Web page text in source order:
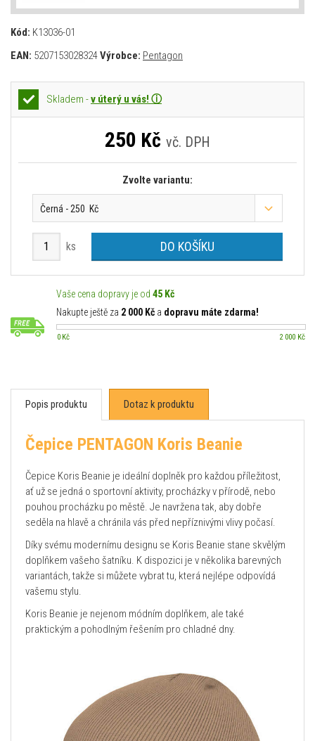
Kód: K13036-01
EAN: 5207153028324Výrobce: Pentagon
Skladem -v úterý u vás! ⓘ
250 Kč vč. DPH
Zvolte variantu:
Černá - 250 Kč
ks DO KOŠÍKU
Vaše cena dopravy je od 45 Kč
Nakupte ještě za 2 000 Kč a dopravu máte zdarma!
0 Kč 2 000 Kč
Popis produktu Dotaz k produktu
Čepice PENTAGON Koris Beanie
Čepice Koris Beanie je ideální doplněk pro každou příležitost,
ať už se jedná o sportovní aktivity, procházky v přírodě, nebo
pouhou procházku po městě. Je navržena tak, aby dobře
seděla na hlavě a chránila vás před nepříznivými vlivy počasí.
Díky svému modernímu designu se Koris Beanie stane skvělým
doplňkem vašeho šatníku. K dispozici je v několika barevných
variantách, takže si můžete vybrat tu, která nejlépe odpovídá
vašemu stylu.
Koris Beanie je nejenom módním doplňkem, ale také
praktickým a pohodlným řešením pro chladné dny.